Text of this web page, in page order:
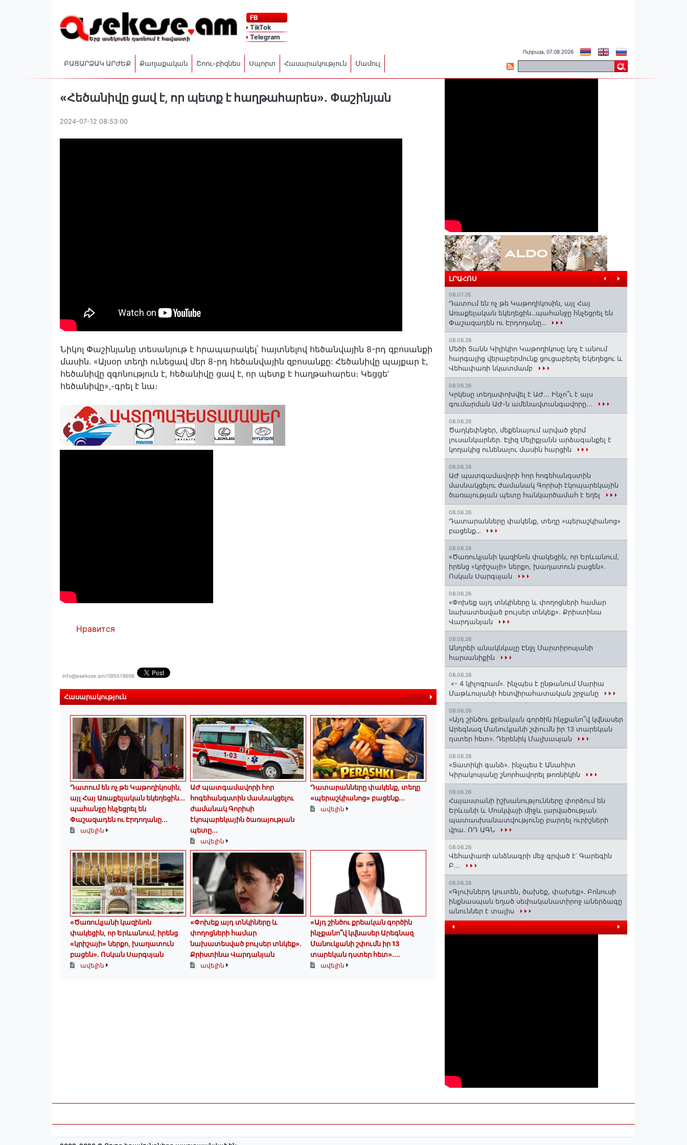
FB
TikTok
Telegram
ԲԱՑԱՐՁԱԿ ԱՐԺԵՔ Քաղաքական Շոու-բիզնես Սպորտ Հասարակություն Մամուլ
Ուրբաթ, 07.08.2026
«Հեծանիվը ցավ է, որ պետք է հաղթահարես»․ Փաշինյան
2024-07-12 08:53:00
Նիկոլ Փաշինյանը տեսանյութ է հրապարակել՝ հայտնելով հեծանվային 8-րդ զբոսանքի
մասին․ «Այսօր տեղի ունեցավ մեր 8-րդ հեծանվային զբոսանքը: Հեծանիվը պայքար է,
հեծանիվը զգոնություն է, հեծանիվը ցավ է, որ պետք է հաղթահարես։ Կեցցե’
հեծանիվը»,-գրել է նա։
Нравится
info@asekose.am/095519696
Հասարակություն ավելին
Դատում են ոչ թե Կաթողիկոսին,
այլ Հայ Առաքելական եկեղեցին․․․
պահանջը հնչեցրել են
Փաշազադեն ու Էրդողանը․․․
ավելին
ԱԺ պատգամավորի հոր
հոգեհանգստին մասնակցելու
ժամանակ Գորիսի
էկոպարեկային ծառայության
պետը...
ավելին
Դատարանները փակենք, տեղը
«պերաշկիանոց» բացենք․․․
ավելին
«Ծառուկյանի կազինոն
փակեցին, որ Երևանում, իրենց
«կրիշայի» ներքո, խաղատուն
բացեն»․ Ոսկան Սարգսյան
ավելին
«Փոխեք այդ տնկիները և
փողոցների համար
նախատեսված բույսեր տնկեք».
Քրիստինա Վարդանյան
ավելին
«Այդ շինծու քրեական գործին
ինչքանո՞վ կվնասեր Արեգնազ
Մանուկյանի շփումն իր 13
տարեկան դստեր հետ»․...
ավելին
ԼՐԱՀՈՍ
08.07.26
Դատում են ոչ թե Կաթողիկոսին, այլ Հայ
Առաքելական եկեղեցին․․․պահանջը հնչեցրել են
Փաշազադեն ու Էրդողանը․․․
08.06.26
Մեծի Տանն Կիլիկիո Կաթողիկոսը կոչ է անում
հարգալից վերաբերմունք ցուցաբերել Եկեղեցու և
Վեհափառի նկատմամբ
08.06.26
Կրկեսը տեղափոխվել է ԱԺ... Ինչո՞ւ է այս
գումարման ԱԺ-ն ամենավտանգավորը...
08.06.26
Ծաղկեփնջեր, մեքենայում արված ջերմ
լուսանկարներ. Էլիզ Մելիքյանն արձագանքել է
կողակից ունենալու մասին հարցին
08.06.26
ԱԺ պատգամավորի հոր հոգեհանգստին
մասնակցելու ժամանակ Գորիսի էկոպարեկային
ծառայության պետը հանկարծամահ է եղել
08.06.26
Դատարանները փակենք, տեղը «պերաշկիանոց»
բացենք․․․
08.06.26
«Ծառուկյանի կազինոն փակեցին, որ Երևանում,
իրենց «կրիշայի» ներքո, խաղատուն բացեն»․
Ոսկան Սարգսյան
08.06.26
«Փոխեք այդ տնկիները և փողոցների համար
նախատեսված բույսեր տնկեք». Քրիստինա
Վարդանյան
08.06.26
Անդրեի անակնկալը Էնջլ Մարտիրոսյանի
հարսանիքին
08.06.26
«- 4 կիլոգրամ». ինչպես է ընթանում Մարիա
Մաթևոսյանի հետվիրահատական շրջանը
08.06.26
«Այդ շինծու քրեական գործին ինչքանո՞վ կվնասեր
Արեգնազ Մանուկյանի շփումն իր 13 տարեկան
դստեր հետ»․ Դերենիկ Մալխասյան
08.06.26
«Տատիկի գանձ». ինչպես է Անահիտ
Կիրակոսյանը շնորհավորել թոռնիկին
08.06.26
Հայաստանի իշխանությունները փորձում են
Երևանի և Մոսկվայի միջև լարվածության
պատասխանատվությունը բարդել ուրիշների
վրա. ՌԴ ԱԳՆ
08.06.26
Վեհափառի անձնագրի մեջ գրված է՝ Գարեգին
Բ...
08.06.26
«Գլուխներդ կուտեն, ծախեք, փախեք»․ Բոնուսի
ինքնասպան եղած սեփականատիրոջ աներձագը
անուններ է տալիս